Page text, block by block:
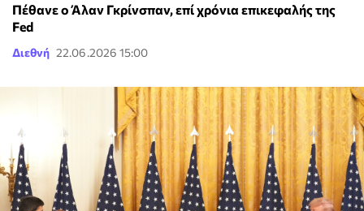
Πέθανε ο Άλαν Γκρίνσπαν, επί χρόνια επικεφαλής της
Fed
Διεθνή 22.06.2026 15:00